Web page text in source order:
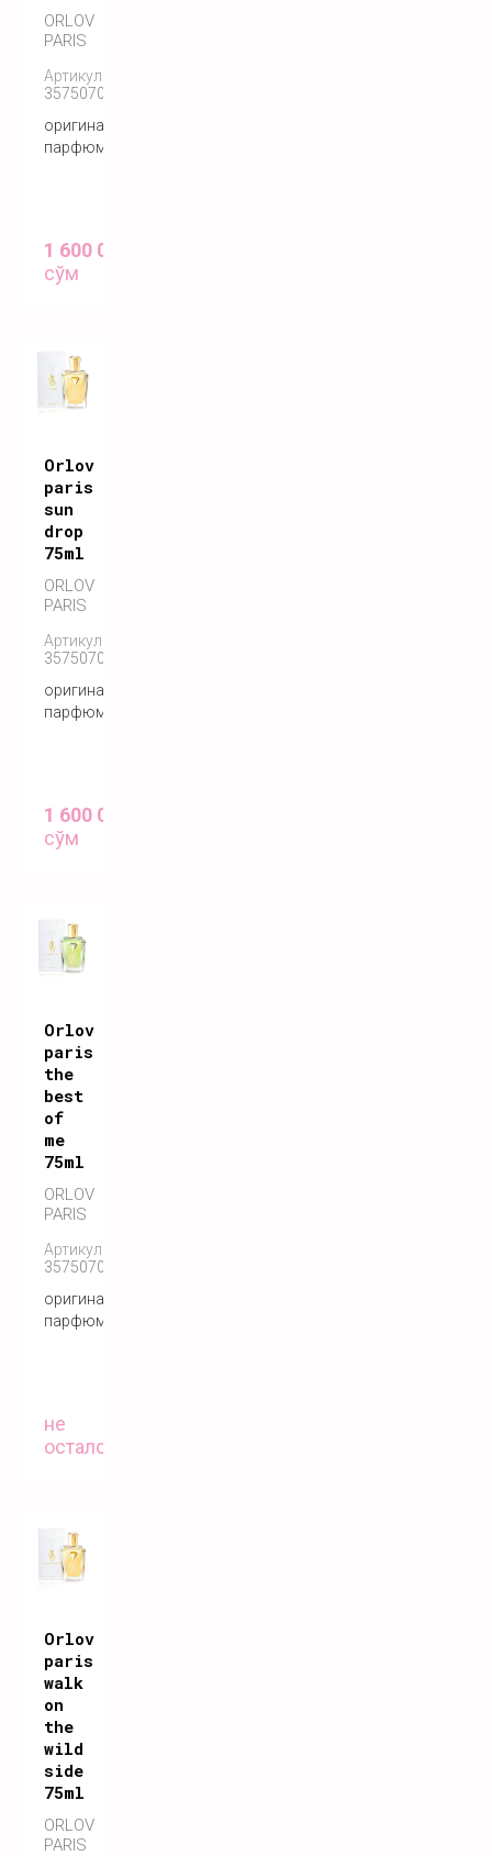
ORLOV
PARIS
Артикул:
3575070055146
оригинальный
парфюм
1 600 000
сўм
Orlov
paris
sun
drop
75ml
ORLOV
PARIS
Артикул:
3575070055146
оригинальный
парфюм
1 600 000
сўм
Orlov
paris
the
best
of
me
75ml
ORLOV
PARIS
Артикул:
3575070055146
оригинальный
парфюм
не
осталось
Orlov
paris
walk
on
the
wild
side
75ml
ORLOV
PARIS